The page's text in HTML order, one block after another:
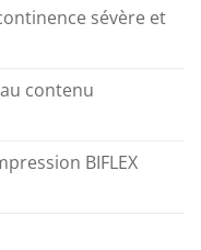
sévère et
contenu
BIFLEX